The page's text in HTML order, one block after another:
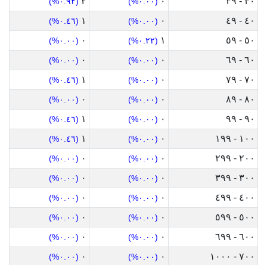
٤٠ - ٤٩ ٠ (٠.٠٠%) ١ (٠.٤٦%)
٥٠ - ٥٩ ١ (٠.٢٢%) ٠ (٠.٠٠%)
٦٠ - ٦٩ ٠ (٠.٠٠%) ٠ (٠.٠٠%)
٧٠ - ٧٩ ٠ (٠.٠٠%) ١ (٠.٤٦%)
٨٠ - ٨٩ ٠ (٠.٠٠%) ٠ (٠.٠٠%)
٩٠ - ٩٩ ٠ (٠.٠٠%) ١ (٠.٤٦%)
١٠٠ - ١٩٩ ٠ (٠.٠٠%) ١ (٠.٤٦%)
٢٠٠ - ٢٩٩ ٠ (٠.٠٠%) ٠ (٠.٠٠%)
٣٠٠ - ٣٩٩ ٠ (٠.٠٠%) ٠ (٠.٠٠%)
٤٠٠ - ٤٩٩ ٠ (٠.٠٠%) ٠ (٠.٠٠%)
٥٠٠ - ٥٩٩ ٠ (٠.٠٠%) ٠ (٠.٠٠%)
٦٠٠ - ٦٩٩ ٠ (٠.٠٠%) ٠ (٠.٠٠%)
٧٠٠ - ١٠٠٠ ٠ (٠.٠٠%) ٠ (٠.٠٠%)